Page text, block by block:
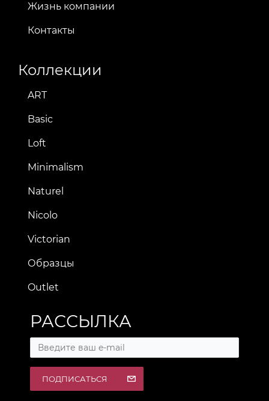
Жизнь компании
Контакты
Коллекции
ART
Basic
Loft
Minimalism
Naturel
Nicolo
Victorian
Образцы
Outlet
РАССЫЛКА
ПОДПИСАТЬСЯ